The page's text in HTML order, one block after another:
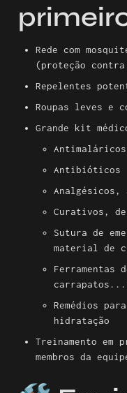
Rede com
(proteção
Repelentes
Roupas leves e
Grande kit
Antimaláricos
Antibióticos
Curativos,
Sutura de
material de
Ferramentas
Remédios
hidratação
Treinamento em
membros da